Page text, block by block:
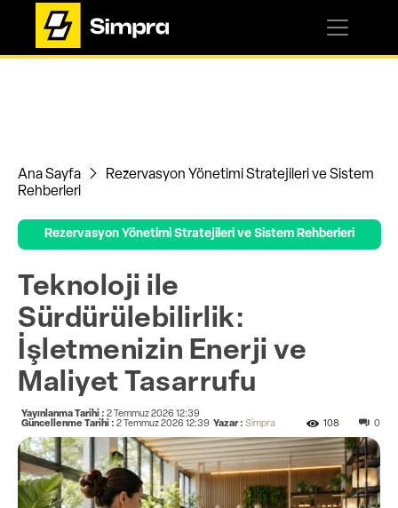
Ana Sayfa
Rezervasyon Yönetimi Stratejileri ve Sistem
Rehberleri
Rezervasyon Yönetimi Stratejileri ve Sistem Rehberleri
Teknoloji ile
Sürdürülebilirlik:
İşletmenizin Enerji ve
Maliyet Tasarrufu
Yayınlanma Tarihi : 2 Temmuz 2026 12:39
Güncellenme Tarihi : 2 Temmuz 2026 12:39 Yazar : Simpra 0
108